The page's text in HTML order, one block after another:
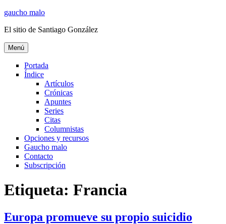
Ir
contenido
gaucho malo
El sitio de Santiago González
Menú
Portada
Índice
Artículos
Crónicas
Apuntes
Series
Citas
Columnistas
Opciones y recursos
Gaucho malo
Contacto
Subscripción
Etiqueta: Francia
Europa promueve su propio suicidio